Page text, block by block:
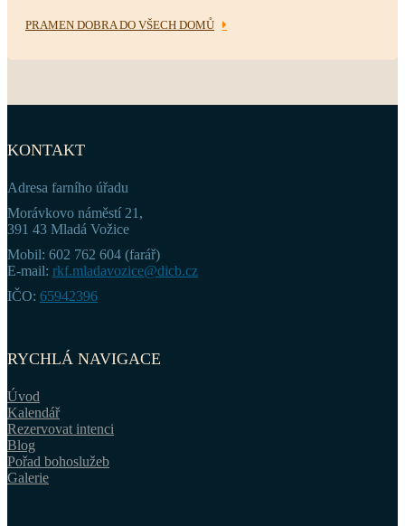
PRAMEN DOBRA DO VŠECH DOMŮ
KONTAKT
Adresa farního úřadu
Morávkovo náměstí 21,
391 43 Mladá Vožice
Mobil: 602 762 604 (farář)
E-mail: rkf.mladavozice@dicb.cz
IČO: 65942396
RYCHLÁ NAVIGACE
Úvod
Kalendář
Rezervovat intenci
Blog
Pořad bohoslužeb
Galerie